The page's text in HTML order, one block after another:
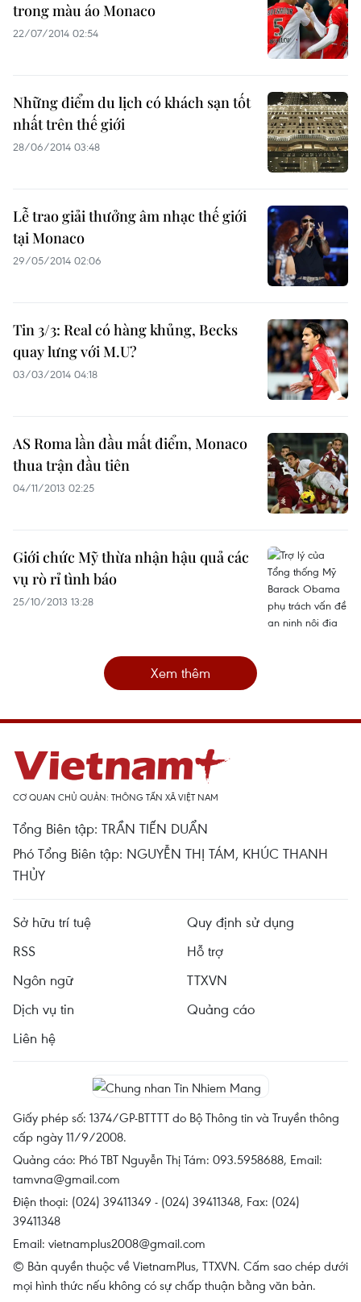
trong màu áo Monaco
22/07/2014 02:54
Những điểm du lịch có khách sạn tốt
nhất trên thế giới
28/06/2014 03:48
Lễ trao giải thưởng âm nhạc thế giới
tại Monaco
29/05/2014 02:06
Tin 3/3: Real có hàng khủng, Becks
quay lưng với M.U?
03/03/2014 04:18
AS Roma lần đầu mất điểm, Monaco
thua trận đầu tiên
04/11/2013 02:25
Giới chức Mỹ thừa nhận hậu quả các
vụ rò rỉ tình báo
25/10/2013 13:28
Xem thêm
CƠ QUAN CHỦ QUẢN: THÔNG TẤN XÃ VIỆT NAM
Tổng Biên tập: TRẦN TIẾN DUẨN
Phó Tổng Biên tập: NGUYỄN THỊ TÁM, KHÚC THANH
THỦY
Sở hữu trí tuệ
Quy định sử dụng
RSS
Hỗ trợ
Ngôn ngữ
TTXVN
Dịch vụ tin
Quảng cáo
Liên hệ
Giấy phép số: 1374/GP-BTTTT do Bộ Thông tin và Truyền thông
cấp ngày 11/9/2008.
Quảng cáo: Phó TBT Nguyễn Thị Tám: 093.5958688, Email:
tamvna@gmail.com
Điện thoại: (024) 39411349 - (024) 39411348, Fax: (024)
39411348
Email: vietnamplus2008@gmail.com
© Bản quyền thuộc về VietnamPlus, TTXVN. Cấm sao chép dưới
mọi hình thức nếu không có sự chấp thuận bằng văn bản.